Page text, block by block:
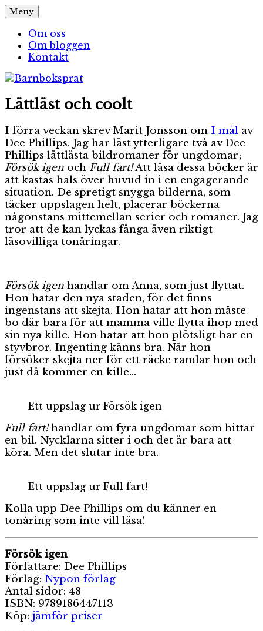
Hoppa
till
innehåll
Barnboksprat
– en blogg om barnböcker
Meny
Om oss
Om bloggen
Kontakt
Lättläst och coolt
I förra veckan skrev Marit Jonsson om I mål av
Dee Phillips. Jag har läst ytterligare två av Dee
Phillips lättlästa bildromaner för ungdomar;
Försök igen och Full fart!Att läsa dessa böcker är
att kastas hals över huvud in i en engagerande
situation. De spretigt snygga bilderna, som
täcker uppslagen helt, placerar böckerna
någonstans mittemellan serier och romaner. Jag
tror att de kan lyckas fånga även riktigt
läsovilliga tonåringar.
Försök igen handlar om Anna, som just flyttat.
Hon hatar den nya staden, för det finns
ingenstans att skejta. Hon hatar att hon måste
bo där bara för att mamma ville flytta ihop med
sin nya kille. Hon hatar att hon plötsligt har en
styvbror. Ingenting känns bra. När hon
försöker skejta ner för ett räcke ramlar hon och
just då kommer en kille…
Ett uppslag ur Försök igen
Full fart!handlar om fyra ungdomar som hittar
en bil. Nycklarna sitter i och det är bara att
köra. Men det slutar inte bra.
Ett uppslag ur Full fart!
Kolla upp Dee Phillips om du känner en
tonåring som inte vill läsa!
Försök igen
Författare: Dee Phillips
Förlag: Nypon förlag
Antal sidor: 48
ISBN: 9789186447113
Köp: jämför priser